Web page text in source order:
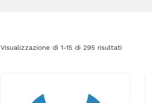
Visualizzazione di 1-15 di 295 risultati